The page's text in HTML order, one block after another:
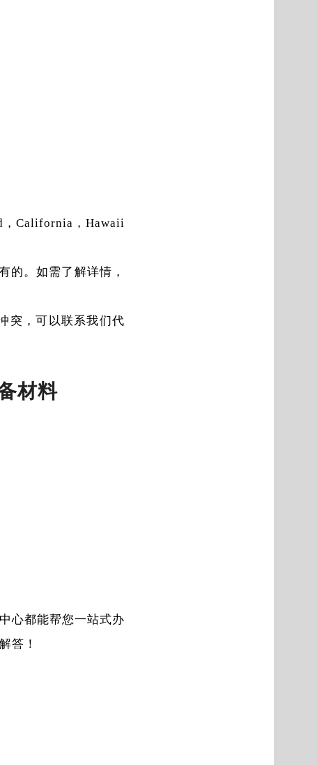
，California，Hawaii
的。如需了解详情，
突，可以联系我们代
材料
心都能帮您一站式办
答！